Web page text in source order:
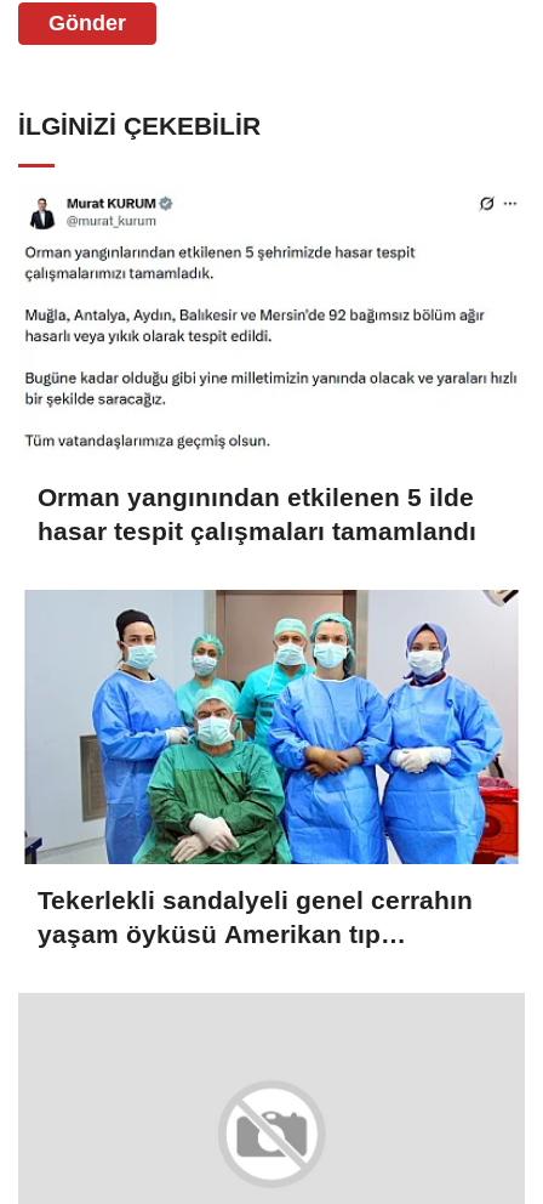
Gönder
İLGINIZI ÇEKEBILIR
Orman yangınından etkilenen 5 ilde
hasar tespit çalışmaları tamamlandı
Tekerlekli sandalyeli genel cerrahın
yaşam öyküsü Amerikan tıp